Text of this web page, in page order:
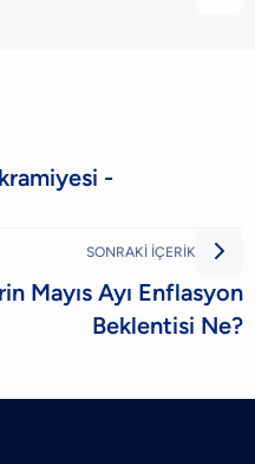
-
SONRAKİ İÇERİK 
Mayıs Ayı Enflasyon
Beklentisi Ne?